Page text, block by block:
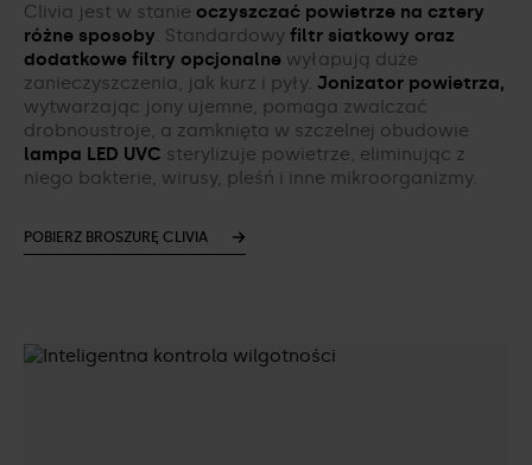
Clivia jest w stanie oczyszczać powietrze na cztery
różne sposoby . Standardowy filtr siatkowy oraz
dodatkowe filtry opcjonalne wyłapują duże
zanieczyszczenia, jak kurz i pyły. Jonizator powietrza,
wytwarzając jony ujemne, pomaga zwalczać
drobnoustroje, a zamknięta w szczelnej obudowie
lampa LED UVC sterylizuje powietrze, eliminując z
niego bakterie, wirusy, pleśń i inne mikroorganizmy.
POBIERZ BROSZURĘ CLIVIA